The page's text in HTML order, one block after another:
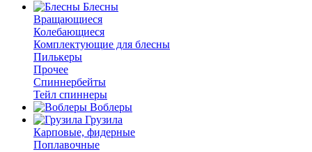
Блесны
Вращающиеся
Колебающиеся
Комплектующие для блесны
Пилькеры
Прочее
Спиннербейты
Тейл спиннеры
Воблеры
Грузила
Карповые, фидерные
Поплавочные